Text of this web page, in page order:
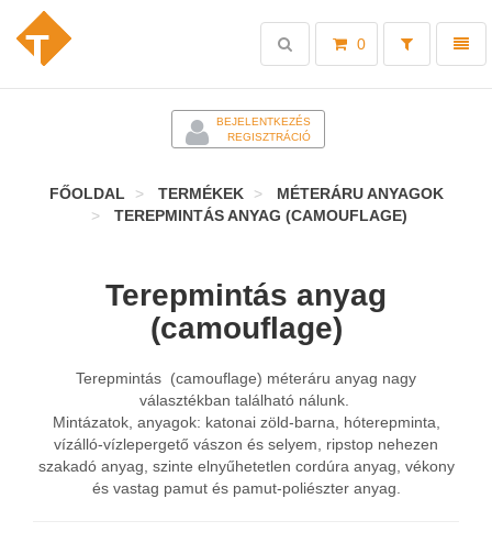
Toggle
0
Toggle
search
BEJELENTKEZÉS
REGISZTRÁCIÓ
FŐOLDAL TERMÉKEK
MÉTERÁRU ANYAGOK
TEREPMINTÁS ANYAG (CAMOUFLAGE)
Terepmintás anyag
(camouflage)
Terepmintás (camouflage) méteráru anyag nagy
választékban található nálunk.
Mintázatok, anyagok: katonai zöld-barna, hóterepminta,
vízálló-vízlepergető vászon és selyem, ripstop nehezen
szakadó anyag, szinte elnyűhetetlen cordúra anyag, vékony
és vastag pamut és pamut-poliészter anyag.